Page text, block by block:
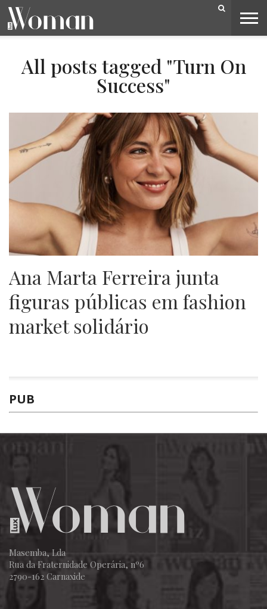
BELEZA
CAPA
LIFESTYLE
MODA
OPINIÃO
PESSOAS
SOCIEDADE
VIDEOS
All posts tagged "Turn On
Success"
Ana Marta Ferreira junta
figuras públicas em fashion
market solidário
PUB
Masemba, Lda
Rua da Fraternidade Operária, nº6
2790-162 Carnaxide